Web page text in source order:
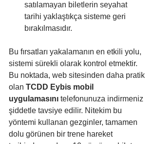
satılamayan biletlerin seyahat
tarihi yaklaştıkça sisteme geri
bırakılmasıdır.
Bu fırsatları yakalamanın en etkili yolu,
sistemi sürekli olarak kontrol etmektir.
Bu noktada, web sitesinden daha pratik
olan TCDD Eybis mobil
uygulamasını telefonunuza indirmeniz
şiddetle tavsiye edilir. Nitekim bu
yöntemi kullanan gezginler, tamamen
dolu görünen bir trene hareket